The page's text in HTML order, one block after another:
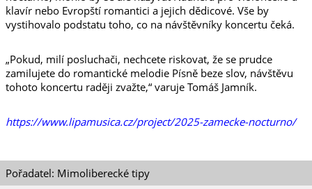
klavír nebo Evropští romantici a jejich dědicové. Vše by
vystihovalo podstatu toho, co na návštěvníky koncertu čeká.
„Pokud, milí posluchači, nechcete riskovat, že se prudce
zamilujete do romantické melodie Písně beze slov, návštěvu
tohoto koncertu raději zvažte,“ varuje Tomáš Jamník.
https://www.lipamusica.cz/project/2025-zamecke-nocturno/
Pořadatel: Mimoliberecké tipy